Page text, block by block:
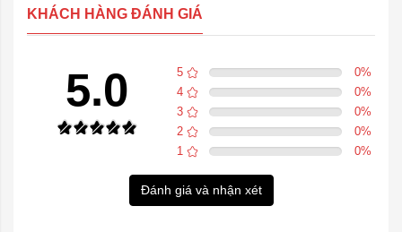
KHÁCH HÀNG ĐÁNH GIÁ
5.0 5 0%
4
0%
3
0%
2
0%
1
0%
Đánh giá và nhận xét